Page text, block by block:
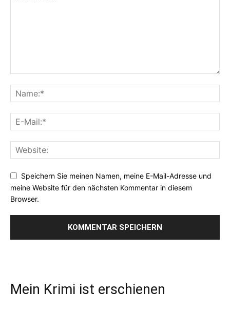
Speichern Sie meinen Namen, meine E-Mail-Adresse und
meine Website für den nächsten Kommentar in diesem
Browser.
Mein Krimi ist erschienen